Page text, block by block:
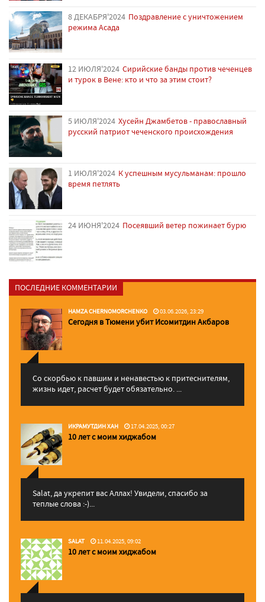
8 ДЕКАБРЯ'2024 Поздравление с уничтожением
режима Асада
12 ИЮЛЯ'2024 Сирийские банды против чеченцев
и турок в Вене: кто и что за этим стоит?
5 ИЮЛЯ'2024 Хусейн Джамбетов - православный
русский патриот чеченского происхождения
1 ИЮЛЯ'2024 К успешным мусульманам: прошло
время петлять
24 ИЮНЯ'2024 Посеявший ветер пожинает бурю
ПОСЛЕДНИЕ КОММЕНТАРИИ
HAMZA CHERNOMORCHENKO 03.06.2026, 23:29
Сегодня в Тюмени убит Исомитдин Акбаров
Со скорбью к павшим и ненавестью к притеснителям,
жизнь идет, расчет будет обязательно. ...
ИКРАМУТДИН ХАН 17.04.2025, 00:27
10 лет с моим хиджабом
Salat, да укрепит вас Аллаx! Увидели, спасибо за
теплые слова :-)...
SALAT 11.04.2025, 09:02
10 лет с моим хиджабом